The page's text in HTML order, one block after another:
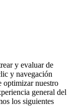
y evaluar de
y navegación
optimizar nuestro
general del
los siguientes